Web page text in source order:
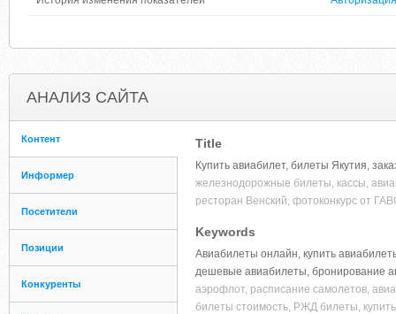
АНАЛИЗ САЙТА
Контент
Информер
Посетители
Позиции
Конкуренты
Title
Купить авиабилет, билеты Якутия,
железнодорожные билеты, кассы,
ресторан Венский, фотоконкурс от
Keywords
Авиабилеты онлайн, купить
дешевые авиабилеты, бронирование
аэрофлот, расписание самолетов,
билеты стоимость, РЖД билеты,